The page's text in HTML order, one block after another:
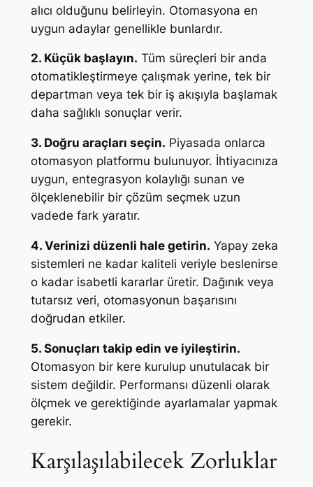
alıcı olduğunu belirleyin. Otomasyona en
uygun adaylar genellikle bunlardır.
2. Küçük başlayın. Tüm süreçleri bir anda
otomatikleştirmeye çalışmak yerine, tek bir
departman veya tek bir iş akışıyla başlamak
daha sağlıklı sonuçlar verir.
3. Doğru araçları seçin. Piyasada onlarca
otomasyon platformu bulunuyor. İhtiyacınıza
uygun, entegrasyon kolaylığı sunan ve
ölçeklenebilir bir çözüm seçmek uzun
vadede fark yaratır.
4. Verinizi düzenli hale getirin. Yapay zeka
sistemleri ne kadar kaliteli veriyle beslenirse
o kadar isabetli kararlar üretir. Dağınık veya
tutarsız veri, otomasyonun başarısını
doğrudan etkiler.
5. Sonuçları takip edin ve iyileştirin.
Otomasyon bir kere kurulup unutulacak bir
sistem değildir. Performansı düzenli olarak
ölçmek ve gerektiğinde ayarlamalar yapmak
gerekir.
Karşılaşılabilecek Zorluklar